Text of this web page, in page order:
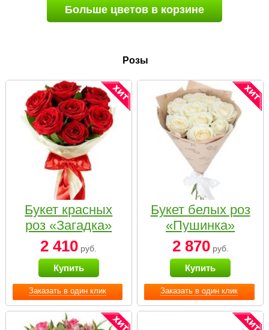
Больше цветов в корзине
Розы
Заказать в один клик
Букет красных
роз «Загадка»
2 410 руб.
Купить
Заказать в один клик
Букет белых роз
«Пушинка»
2 870руб.
Купить